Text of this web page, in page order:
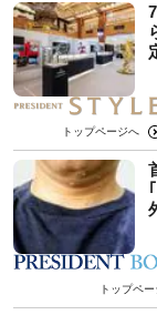
トップページへ
トップペ